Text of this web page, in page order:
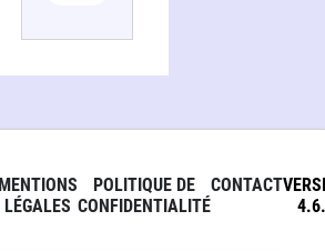
MENTIONS
LÉGALES
POLITIQUE DE
CONFIDENTIALITÉ
CONTACT